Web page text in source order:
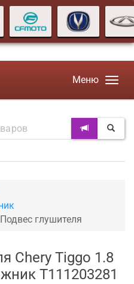
Меню
Подвес глушителя
Chery Tiggo 1.8
T111203281